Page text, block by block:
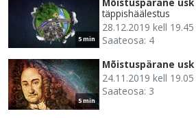
5 min
täppishäälestus
28.12.2019 kell 19.45
Saateosa: 4
5 min
Mõistuspärane usk
24.11.2019 kell 19.05
Saateosa: 3